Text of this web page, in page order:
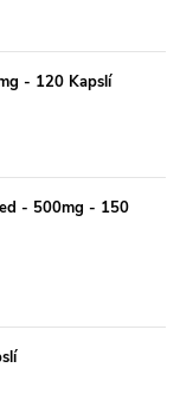
- 120 Kapslí
- 500mg - 150